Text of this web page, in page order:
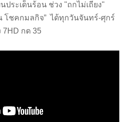
ประเด็นร้อน ช่วง "ถกไม่เถียง"
โชคกมลกิจ” ได้ทุกวันจันทร์-ศุกร์
7HD กด 35